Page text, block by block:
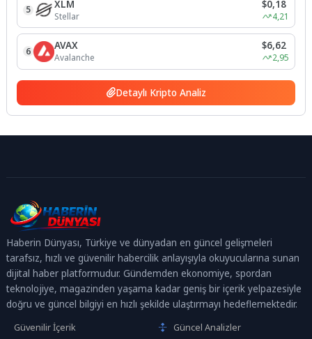
5 XLM
Stellar
$0,18
4,21
6 AVAX
Avalanche
$6,62
2,95
Detaylı Kripto Analiz
Haberin Dünyası, Türkiye ve dünyadan en güncel gelişmeleri
tarafsız, hızlı ve güvenilir habercilik anlayışıyla okuyucularına sunan
dijital haber platformudur. Gündemden ekonomiye, spordan
teknolojiye, magazinden yaşama kadar geniş bir içerik yelpazesiyle
doğru ve güncel bilgiyi en hızlı şekilde ulaştırmayı hedeflemektedir.
Güvenilir İçerik
Güncel Analizler